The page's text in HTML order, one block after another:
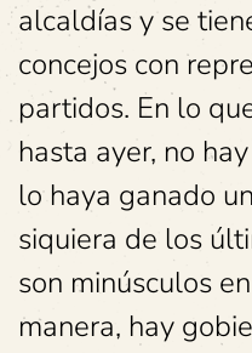
alcaldías y se
concejos con
partidos. En lo
hasta ayer, no
lo haya ganado
siquiera de los
son minúsculos
manera, hay